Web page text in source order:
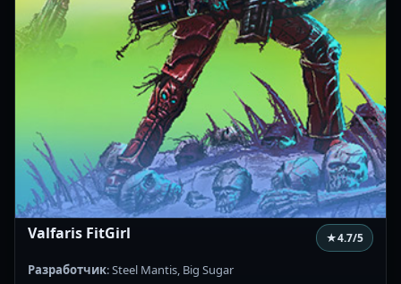
Valfaris FitGirl ★4.7/5
Разработчик: Steel Mantis, Big Sugar